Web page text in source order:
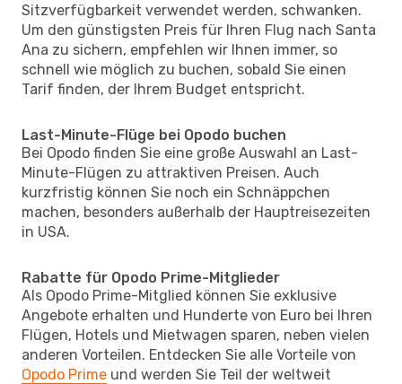
Sitzverfügbarkeit verwendet werden, schwanken.
Um den günstigsten Preis für Ihren Flug nach Santa
Ana zu sichern, empfehlen wir Ihnen immer, so
schnell wie möglich zu buchen, sobald Sie einen
Tarif finden, der Ihrem Budget entspricht.
Last-Minute-Flüge bei Opodo buchen
Bei Opodo finden Sie eine große Auswahl an Last-
Minute-Flügen zu attraktiven Preisen. Auch
kurzfristig können Sie noch ein Schnäppchen
machen, besonders außerhalb der Hauptreisezeiten
in USA.
Rabatte für Opodo Prime-Mitglieder
Als Opodo Prime-Mitglied können Sie exklusive
Angebote erhalten und Hunderte von Euro bei Ihren
Flügen, Hotels und Mietwagen sparen, neben vielen
anderen Vorteilen. Entdecken Sie alle Vorteile von
Opodo Prime und werden Sie Teil der weltweit